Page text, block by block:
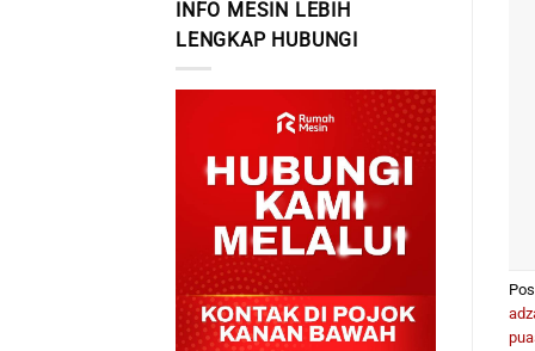
INFO MESIN LEBIH
LENGKAP HUBUNGI